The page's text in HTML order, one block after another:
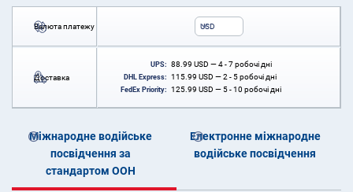
Валюта платежу USD
Доставка
UPS: 88.99 USD — 4 - 7 робочі дні
DHL Express: 115.99 USD — 2 - 5 робочі дні
FedEx Priority: 125.99 USD — 5 - 10 робочі дні
Міжнародне водійське
посвідчення за
стандартом ООН
Електронне міжнародне
водійське посвідчення